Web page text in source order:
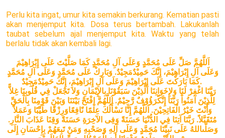
Perlu kita ingat, umur kita semakin berkurang. Kematian pasti
akan menjemput kita. Dosa terus bertambah. Lakukanlah
taubat sebelum ajal menjemput kita. Waktu yang telah
berlalu tidak akan kembali lagi.
اَللَّهُمَّ صَلِّ عَلَى مُحَمَّدٍ وَعَلَى آلِ مُحَمَّدٍ كَمَا صَلَّيْتَ عَلَى إِبْرَاهِيْمَ
وَعَلَى آلِ إِبْرَاهِيْمَ، إِنَّكَ حَمِيْدٌمَجِيْدٌ. وَبَارِكْ عَلَى مُحَمَّدٍ وَعَلَى آلِ مُحَمَّدٍ
كَمَا بَارَكْتَ عَلَى إِبْرَاهِيْمَ وَعَلَى آلِ إِبْرَاهِيْمَ، إِنَّكَ حَمِيْدٌمَجِيْدٌ.
رَبَّنَا اغْفِرْ لَنَا وَلإِخَوَانِنَا الَّذِيْنَ سَبَقُوْنَا بِالإِيْمَانِ وَلاَ تَجْعَلْ فِي قُلُوبِنَا غِلاًّ
لِلَّذِيْنَ آمَنُواْ رَبَّنَا إِنَّكّرَؤُوْفٌ رَّحِيْمٌ. اَللَّهُمَّ افْتَحْ بَيْنَنَا وَبَيْنَ قَوْمِنَا بِالْحَقِّ
وَأَنْتَ خَيْرُ الْفَاتِحِيْنَ. اَللَّهُمَّ إِنَّا نَسْأَلُكَ عِلْمًا نًافِعًاوَرِزْقًا طَيِّبًا وَعَمَلاً
مُتَقَبَّلاً. رَبَّنَا آتِنَا فِي الدُّنْيَا حَسَنَةً وَفِى الآخِرَةِ حَسَنَةً وَقِنَا عَذَابَ النَّارِ.
وَصَلَّىاللهُ عَلَى نَبِيِّنَا مُحَمَّدٍ وَعَلَى آلِهِ وَصَحْبِهِ وَمَنْ تَبِعَهُمْ بِإِحْسَانِ إِلَى